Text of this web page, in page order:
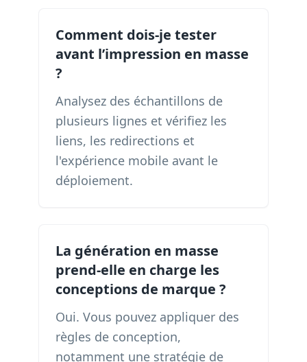
Comment dois-je tester
avant l’impression en masse
?
Analysez des échantillons de
plusieurs lignes et vérifiez les
liens, les redirections et
l'expérience mobile avant le
déploiement.
La génération en masse
prend-elle en charge les
conceptions de marque ?
Oui. Vous pouvez appliquer des
règles de conception,
notamment une stratégie de